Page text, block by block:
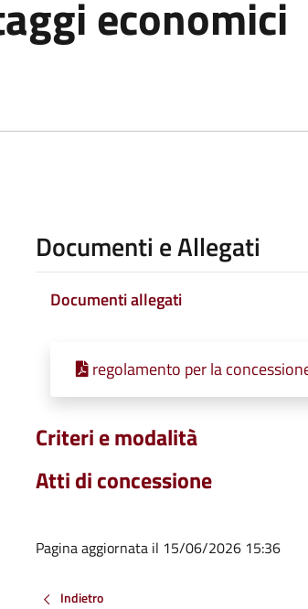
economici
Documenti e Allegati
Documenti allegati
regolamento per la
Criteri e modalità
Atti di concessione
Pagina aggiornata il 15/06/2026 15:36
Indietro